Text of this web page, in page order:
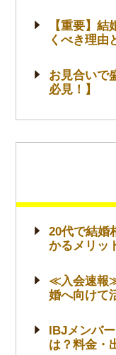
【重要】
くべき理由
お見合いで
必見！】
20代で結婚
かるメリッ
≪入会速報
婚へ向けて
IBJメンバ
は？料金・